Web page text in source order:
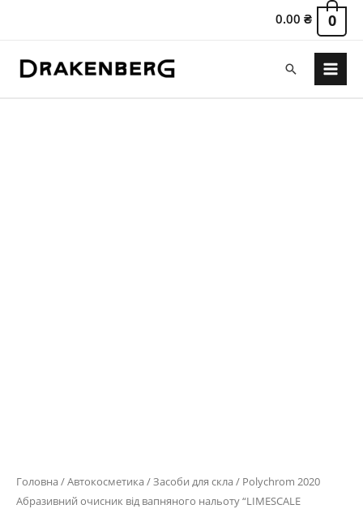
0.00₴ 0
Пошук
Main
Головна/Автокосметика/Засоби для скла/ Polychrom 2020
Абразивний очисник від вапняного нальоту “LIMESCALE